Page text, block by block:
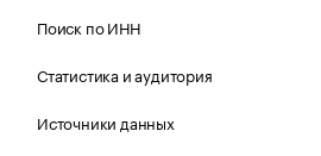
Поиск по ИНН
Статистика и аудитория
Источники данных